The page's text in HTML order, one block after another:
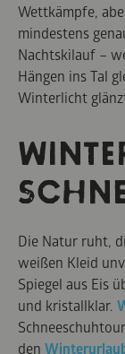
Wettkämpfe,
mindestens
Nachtskilauf –
Hängen ins Tal
Winterlicht
Die Natur ruht,
weißen Kleid
Spiegel aus Eis
und kristallklar.
den